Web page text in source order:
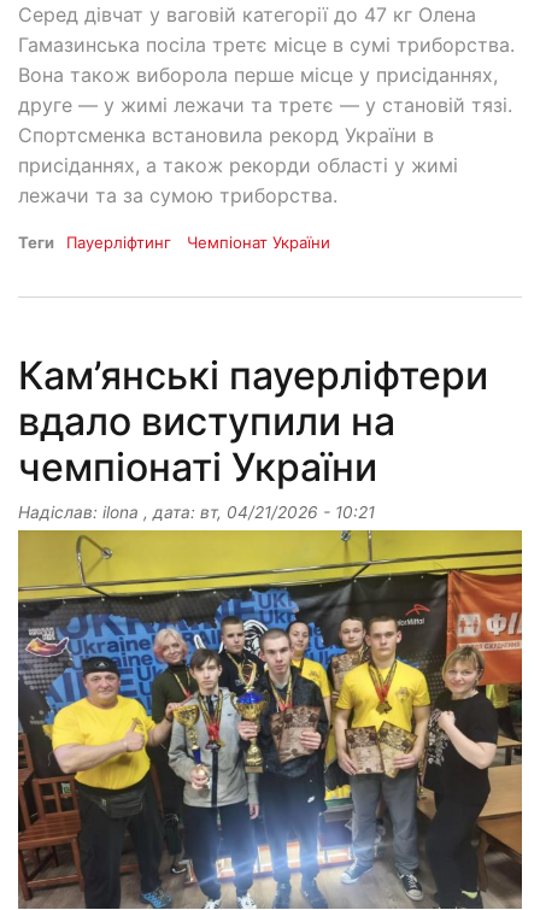
Серед дівчат у ваговій категорії до 47 кг Олена
Гамазинська посіла третє місце в сумі триборства.
Вона також виборола перше місце у присіданнях,
друге — у жимі лежачи та третє — у становій тязі.
Спортсменка встановила рекорд України в
присіданнях, а також рекорди області у жимі
лежачи та за сумою триборства.
Теги Пауерліфтинг Чемпіонат України
Кам’янські пауерліфтери
вдало виступили на
чемпіонаті України
Надіслав: ilona , дата: вт, 04/21/2026 - 10:21